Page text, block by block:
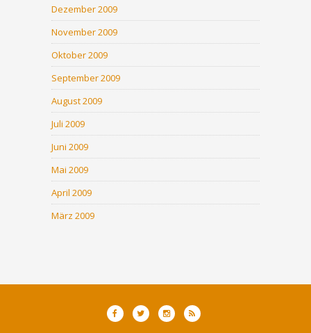
Dezember 2009
November 2009
Oktober 2009
September 2009
August 2009
Juli 2009
Juni 2009
Mai 2009
April 2009
März 2009